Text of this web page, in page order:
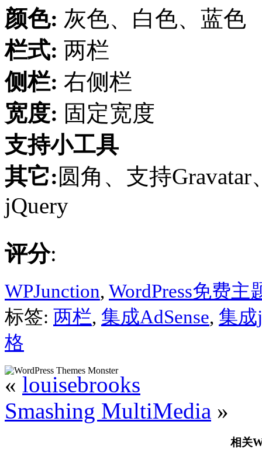
颜色: 灰色、白色、蓝色
栏式: 两栏
侧栏: 右侧栏
宽度: 固定宽度
支持小工具
其它:圆角、支持
jQuery
评分:
WPJunction, WordPress免费主
标签: 两栏, 集成AdSense, 集成
格
« louisebrooks
Smashing MultiMedia »
相关